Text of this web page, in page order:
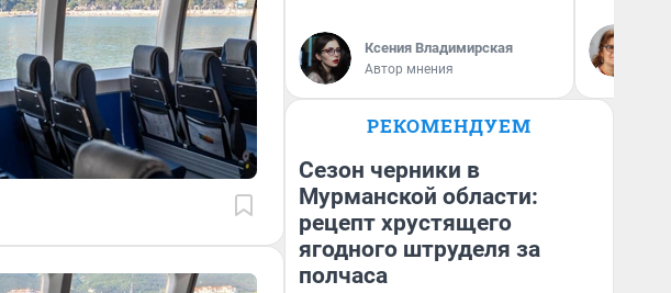
Ксения Владимирская
Автор мнения
РЕКОМЕНДУЕМ
Сезон черники в
Мурманской области:
рецепт хрустящего
ягодного штруделя за
полчаса